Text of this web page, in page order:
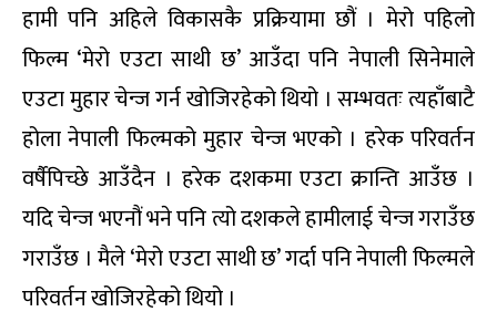
हामी पनि अहिले विकासकै प्रक्रियामा छौं । मेरो पहिलो
फिल्म ‘मेरो एउटा साथी छ’ आउँदा पनि नेपाली सिनेमाले
एउटा मुहार चेन्ज गर्न खोजिरहेको थियो । सम्भवतः त्यहाँबाटै
होला नेपाली फिल्मको मुहार चेन्ज भएको । हरेक परिवर्तन
वर्षैपिच्छे आउँदैन । हरेक दशकमा एउटा क्रान्ति आउँछ ।
यदि चेन्ज भएनौं भने पनि त्यो दशकले हामीलाई चेन्ज गराउँछ
गराउँछ । मैले ‘मेरो एउटा साथी छ’ गर्दा पनि नेपाली फिल्मले
परिवर्तन खोजिरहेको थियो ।